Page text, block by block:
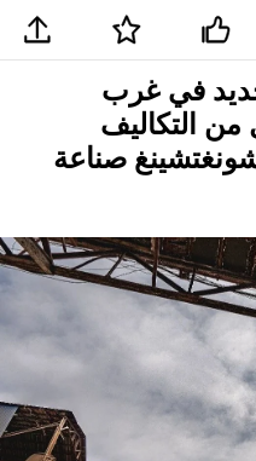
في غرب
التكاليف
صناعة